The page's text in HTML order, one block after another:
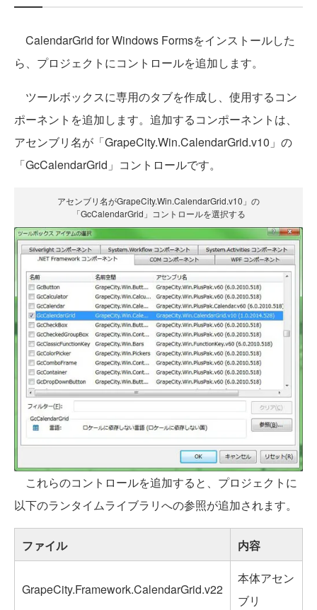
CalendarGrid for Windows Formsをインストールした
ら、プロジェクトにコントロールを追加します。
ツールボックスに専用のタブを作成し、使用するコン
ポーネントを追加します。追加するコンポーネントは、
アセンブリ名が「GrapeCity.Win.CalendarGrid.v10」の
「GcCalendarGrid」コントロールです。
アセンブリ名がGrapeCity.Win.CalendarGrid.v10」の
「GcCalendarGrid」コントロールを選択する
これらのコントロールを追加すると、プロジェクトに
以下のランタイムライブラリへの参照が追加されます。
ファイル 内容
GrapeCity.Framework.CalendarGrid.v22
本体アセン
ブリ